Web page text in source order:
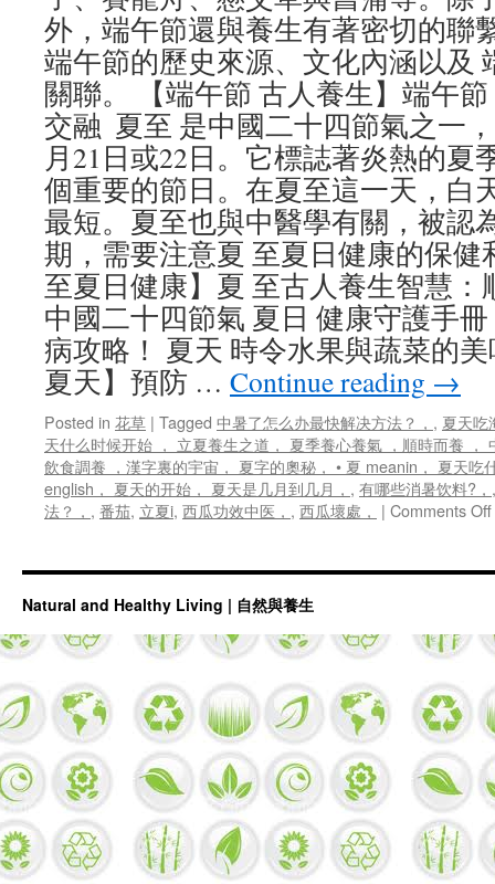
外，端午節還與養生有著密切的聯
端午節的歷史來源、文化內涵以及
關聯。 【端午節 古人養生】端午
交融 夏至 是中國二十四節氣之一
月21日或22日。它標誌著炎熱的夏
個重要的節日。在夏至這一天，白
最短。夏至也與中醫學有關，被認
期，需要注意夏 至夏日健康的保健
至夏日健康】夏 至古人養生智慧：
中國二十四節氣 夏日 健康守護手
病攻略！ 夏天 時令水果與蔬菜的
夏天】預防 … Continue reading →
Posted in 花草 | Tagged 中暑了怎么办最快解决方法？， , 夏天吃
天什么时候开始 ， 立夏養生之道， 夏季養心養氣 ，順時而養 ，
飲食調養 ，漢字裏的宇宙， 夏字的奧秘， • 夏 meanin， 夏天吃
english， 夏天的开始， 夏天是几月到几月， , 有哪些消暑饮料?，
法？， , 番茄, 立夏i, 西瓜功效中医， , 西瓜壞處， | Comments Off
Natural and Healthy Living | 自然與養生